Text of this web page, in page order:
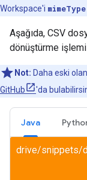
Workspace'i mimeType
Aşağıda, CSV
dönüştürme
Not: Daha eski
GitHub
'da
Java